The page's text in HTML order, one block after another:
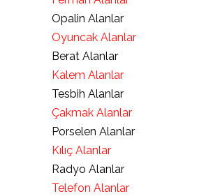
Opalin Alanlar
Oyuncak Alanlar
Berat Alanlar
Kalem Alanlar
Tesbih Alanlar
Çakmak Alanlar
Porselen Alanlar
Kılıç Alanlar
Radyo Alanlar
Telefon Alanlar